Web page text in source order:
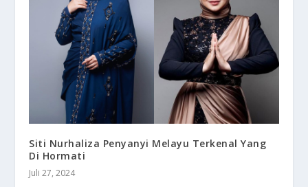
Siti Nurhaliza Penyanyi Melayu Terkenal Yang
Di Hormati
Juli 27, 2024